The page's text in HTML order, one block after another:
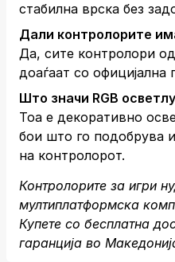
стабилна врска без
Дали контролорите
Да, сите контролори
доаѓаат со официјална
Што значи RGB
Тоа е декоративно
бои што го подобрува
на контролорот.
Контролорите за игри
мултиплатформска
Купете со бесплатна
гаранција во